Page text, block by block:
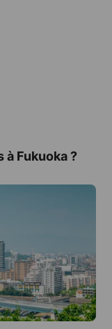
à Fukuoka ?